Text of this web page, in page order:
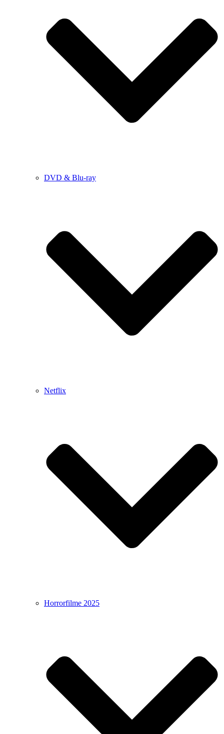
DVD & Blu-ray
Netflix
Horrorfilme 2025